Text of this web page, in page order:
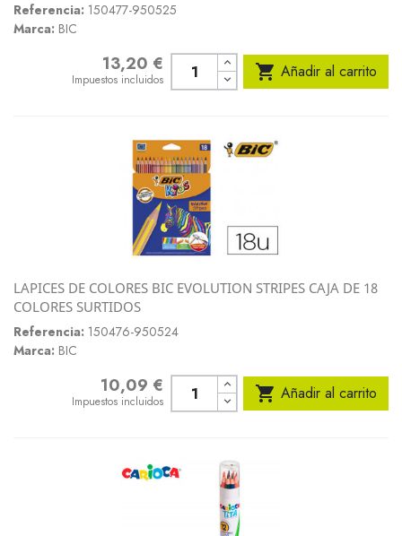
Referencia: 150477-950525
Marca: BIC
Precio13,20 €
Impuestos incluidos  Añadir al carrito
LAPICES DE COLORES BIC EVOLUTION STRIPES CAJA DE 18
COLORES SURTIDOS
Referencia: 150476-950524
Marca: BIC
Precio10,09 €
Impuestos incluidos  Añadir al carrito